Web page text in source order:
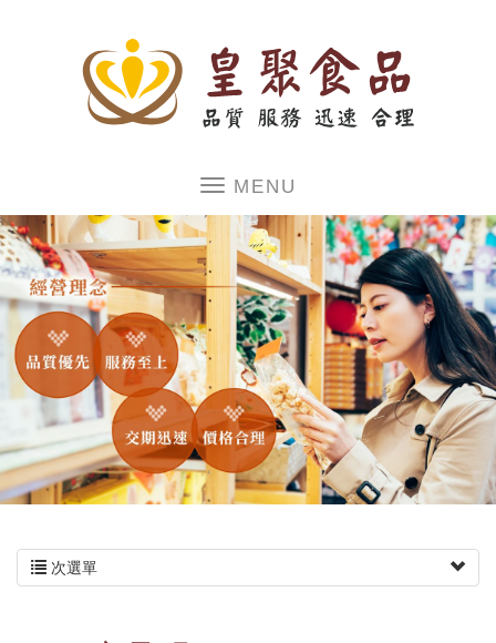
次選單